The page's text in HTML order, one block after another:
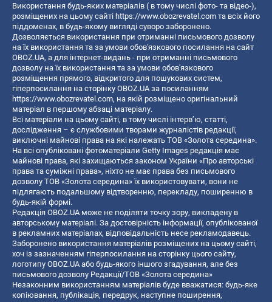
Використання будь-яких матеріалів ( в тому числі фото- та відео-),
розміщених на цьому сайті https://www.obozrevatel.com та всіх його
піддоменах, в будь-якому вигляді суворо заборонено.
Дозволяється використання при отриманні письмового дозволу
на їх використання та за умови обов'язкового посилання на сайт
OBOZ.UA, а для інтернет-видань - при отриманні письмового
дозволу на їх використання та за умови обов'язкового
розміщення прямого, відкритого для пошукових систем,
гіперпосилання на сторінку OBOZ.UA за посиланням
https://www.obozrevatel.com, на якій розміщено оригінальний
матеріал в першому абзаці матеріалу.
Всі матеріали на цьому сайті, в тому числі інтерв’ю, статті,
дослідження – є службовими творами журналістів редакції,
виключні майнові права на які належать ТОВ «Золота середина».
На всі опубліковані фотоматеріали Getty Images редакція має
майнові права, які захищаються законом України «Про авторські
права та суміжні права», ніхто не має права без письмового
дозволу ТОВ «Золота середина» їх використовувати, вони не
підлягають подальшому відтворенню, перекладу, поширенню в
будь-якій формі.
Редакція OBOZ.UA може не поділяти точку зору, викладену в
авторському матеріалі. За достовірність інформації, опублікованої
в рекламних матеріалах, відповідальність несе рекламодавець.
Заборонено використання матеріалів розміщених на цьому сайті,
хоч із зазначенням гіперпосилання на сторінку цього сайту,
логотипу OBOZ.UA або будь-якого іншого згадування, але без
письмового дозволу Редакції/ТОВ «Золота середина»
Незаконним використанням матеріалів буде вважатися: будь-яке
копiювання, публiкацiя, передрук, наступне поширення,